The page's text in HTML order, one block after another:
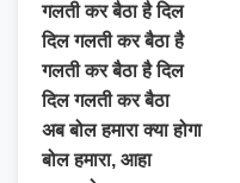
गलती कर बैठा है दिल
दिल गलती कर बैठा है
गलती कर बैठा है दिल
दिल गलती कर बैठा
अब बोल हमारा क्या होगा
बोल हमारा, आहा